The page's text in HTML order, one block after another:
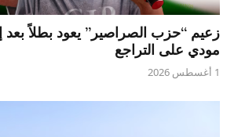
زعيم “حزب الصراصير” يعود بطلاً بعد
مودي على التراجع
1 أغسطس 2026